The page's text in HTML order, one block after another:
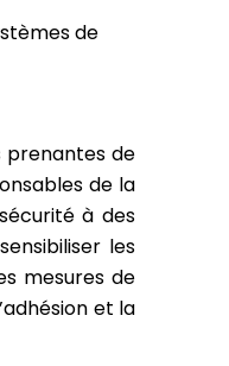
de
prenantes de
de la
à des
les
mesures de
et la